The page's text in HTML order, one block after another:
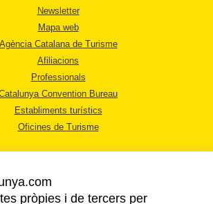
Newsletter
Mapa web
Agència Catalana de Turisme
Afiliacions
Professionals
Convention Bureau
Establiments turístics
Oficines de Turisme
pròpies i de tercers per